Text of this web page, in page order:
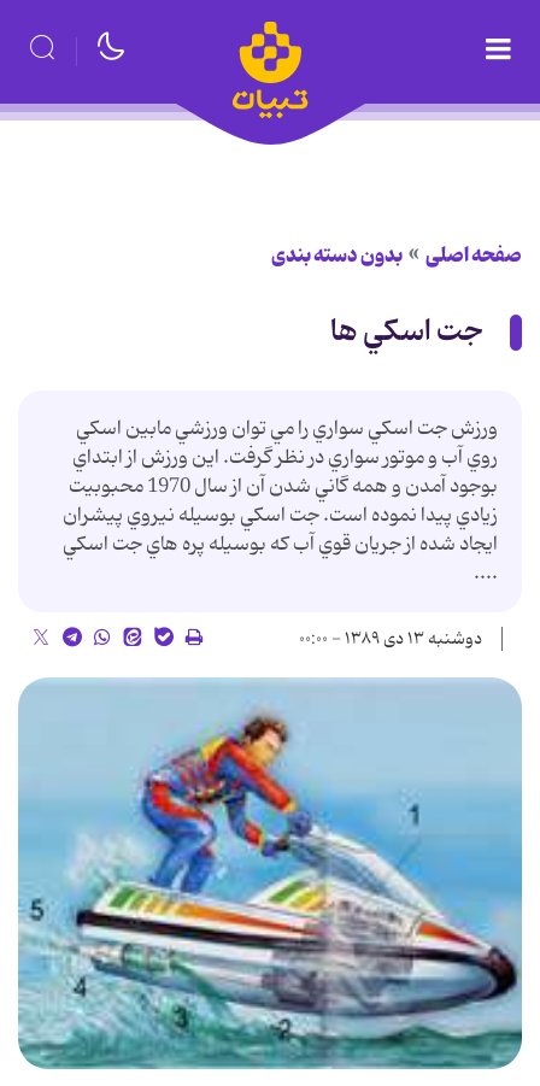
صفحه اصلی بدون دسته بندی
جت اسکي ها
ورزش جت اسکي سواري را مي توان ورزشي مابين اسکي
روي آب و موتور سواري در نظر گرفت. اين ورزش از ابتداي
بوجود آمدن و همه گاني شدن آن از سال 1970 محبوبيت
زيادي پيدا نموده است. جت اسکي بوسيله نيروي پيشران
ايجاد شده از جريان قوي آب که بوسيله پره هاي جت اسکي
....
دوشنبه ۱۳ دی ۱۳۸۹ - ۰۰:۰۰